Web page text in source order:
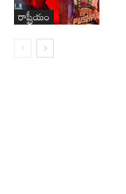
రాష్ట్రీయం